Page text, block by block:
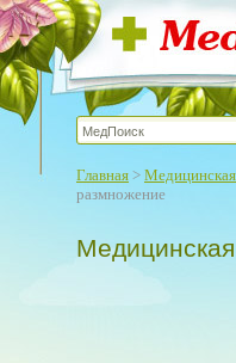
Главная >
размножение